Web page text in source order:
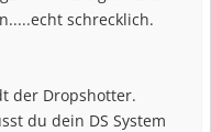
schrecklich.
der Dropshotter.
du dein DS System